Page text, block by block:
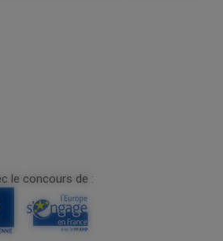
le concours de :